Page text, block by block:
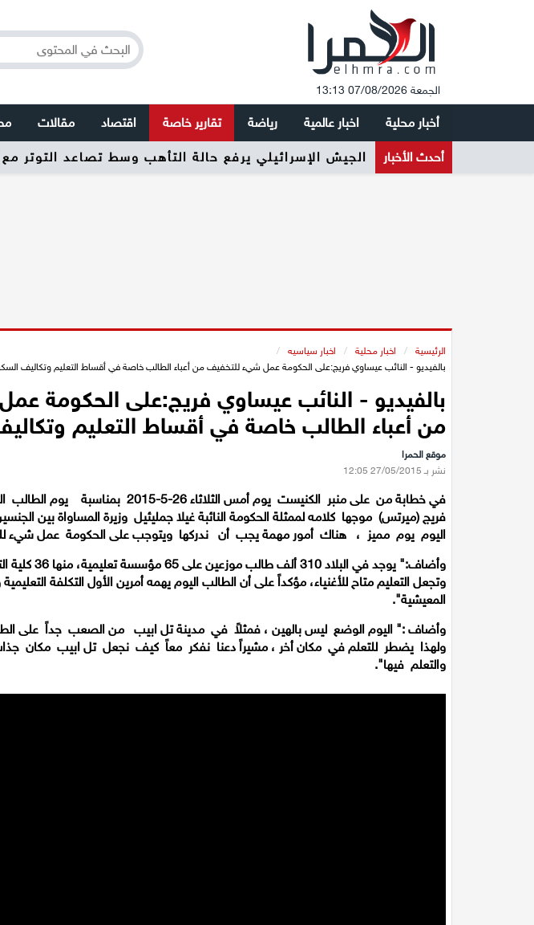
الجمعة 07/08/2026 13:13
أخبار محلية اخبار عالمية رياضة تقارير خاصة اقتصاد مقالات
أحدث الأخبار الجيش الإسرائيلي يرفع حالة التأهب وسط تصاعد التوتر مع
الرئيسية / اخبار محلية / اخبار سياسيه
/
بالفيديو - النائب عيساوي فريج:على الحكومة عمل شيء للتخفيف من أعباء الطالب خاصة في أقساط التعليم وتكاليف
بالفيديو - النائب عيساوي فريج:على الحكومة
من أعباء الطالب خاصة في أقساط التعليم
موقع الحمرا
نشر بـ 27/05/2015 12:05
في خطابة من على منبر الكنيست يوم أمس
فريج (ميرتس) موجها كلامه لممثلة الحكومة النائبة غيلا جمليئيل وزيرة المساواة بين
اليوم يوم مميز ، هناك أمور مهمة يجب أن ندركها ويتوجب على الحكومة عمل شيء
وأضاف:" يوجد في
وتجعل التعليم متاح للأغنياء، مؤكداً على أن الطالب اليوم يهمه أمرين الأول التكلفة
المعيشية".
وأضاف :" اليوم الوضع ليس بالهين ، فمثلاً في مدينة تل ابيب من الصعب جداً على
ولهذا يضطر للتعلم في مكان أخر ، مشيراً دعنا نفكر معاً كيف نجعل تل ابيب مكان
والتعلم فيها".